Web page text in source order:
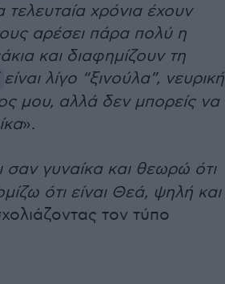
χρόνια έχουν
αρέσει πάρα πολύ η
και διαφημίζουν τη
είναι λίγο “ξινούλα”,
μου, αλλά δεν μπορείς να
».
σαν γυναίκα και θεωρώ ότι
ότι είναι Θεά, ψηλή και
τον τύπο